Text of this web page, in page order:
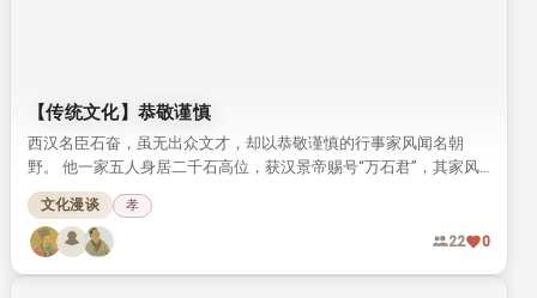
【传统文化】恭敬谨慎
西汉名臣石奋，虽无出众文才，却以恭敬谨慎的行事家风闻名朝
野。 他一家五人身居二千石高位，获汉景帝赐号“万石君”，其家风
教化也被司马迁写入史书盛赞。
文化漫谈 孝
22 0